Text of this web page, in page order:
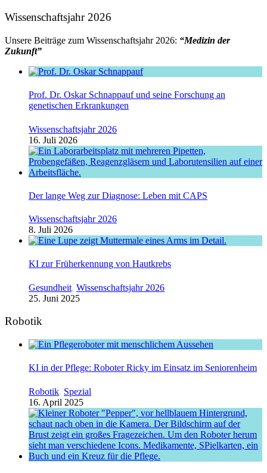
Wissenschaftsjahr 2026
Unsere Beiträge zum Wissenschaftsjahr 2026: “Medizin der
Zukunft”
Prof. Dr. Oskar Schnappauf und seine Forschung an
genetischen Erkrankungen
Wissenschaftsjahr 2026
16. Juli 2026
Der lange Weg zur Diagnose: Leben mit CAPS
Wissenschaftsjahr 2026
8. Juli 2026
KI zur Früherkennung von Hautkrebs
Gesundheit, Wissenschaftsjahr 2026
25. Juni 2025
Robotik
KI in der Pflege: Roboter Ricky im Einsatz im Seniorenheim
Robotik, Spezial
16. April 2025